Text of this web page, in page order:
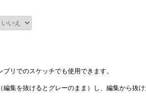
リでのスケッチでも使用できます。
集を抜けるとグレーのまま）し、編集から抜